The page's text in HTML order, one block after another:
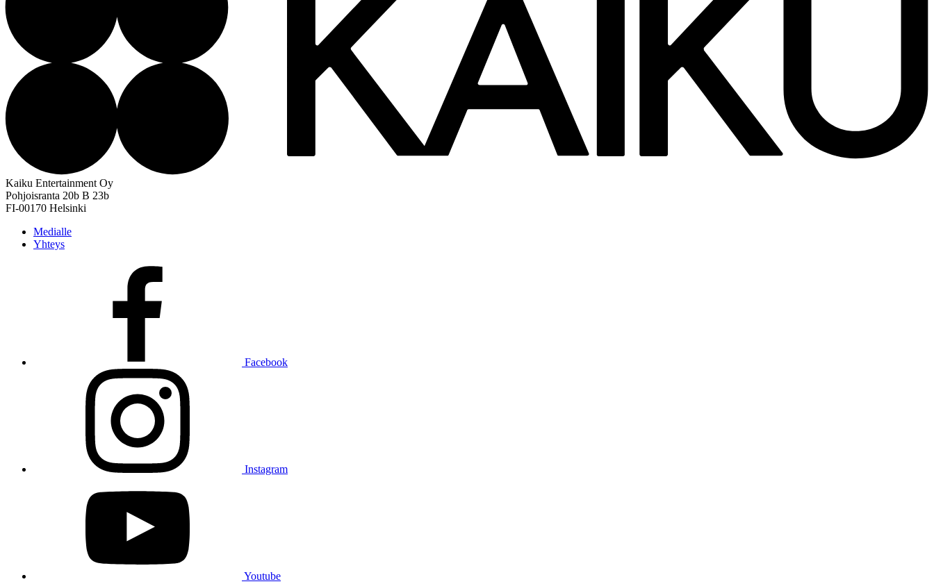
Kaiku Entertainment Oy
Pohjoisranta 20b B 23b
FI-00170 Helsinki
Medialle
Yhteys
Facebook
Instagram
Youtube